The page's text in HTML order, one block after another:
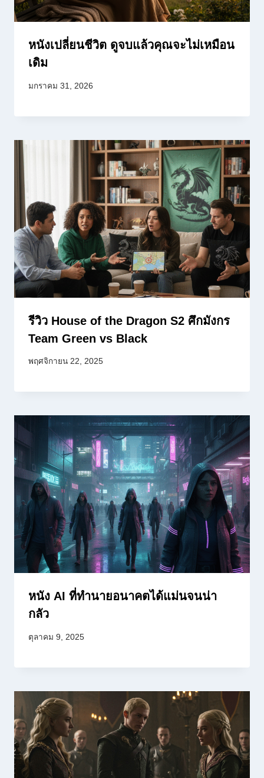
หนังเปลี่ยนชีวิต ดูจบแล้วคุณจะไม่เหมือน
เดิม
มกราคม 31, 2026
รีวิว House of the Dragon S2 ศึกมังกร
Team Green vs Black
พฤศจิกายน 22, 2025
หนัง AI ที่ทำนายอนาคตได้แม่นจนน่า
กลัว
ตุลาคม 9, 2025